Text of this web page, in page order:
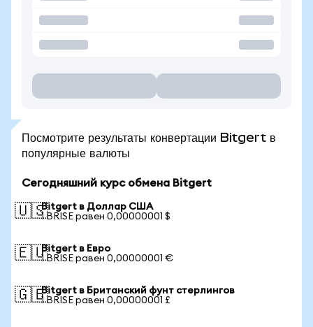
Посмотрите результаты конвертации Bitgert в
популярные валюты
Сегодняшний курс обмена Bitgert
🇺🇸Bitgert в Доллар США
1 BRISE равен 0,00000001 $
🇪🇺Bitgert в Евро
1 BRISE равен 0,00000001 €
🇬🇧Bitgert в Британский фунт стерлингов
1 BRISE равен 0,00000001 £